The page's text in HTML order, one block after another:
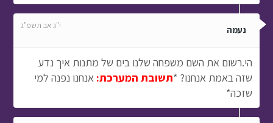
נעמה י"ג אב תשפ"ג
הי.רשום את השם משפחה שלנו בים של מתנות איך נדע
שזה באמת אנחנו? *תשובת המערכת: אנחנו נפנה למי
שזכה*